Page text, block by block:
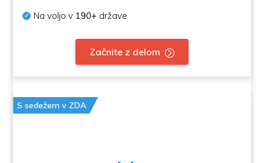
Na voljo v 190+ države
Začnite z delom
S sedežem v ZDA